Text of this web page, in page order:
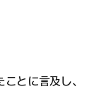
とに言及し、